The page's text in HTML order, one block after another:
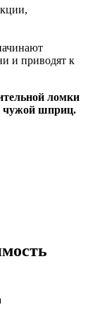
и приводят к
ломки
чужой шприц.